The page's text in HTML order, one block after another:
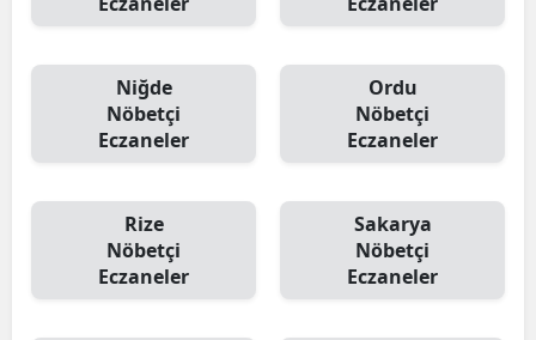
Niğde
Nöbetçi
Eczaneler
Ordu
Nöbetçi
Eczaneler
Rize
Nöbetçi
Eczaneler
Sakarya
Nöbetçi
Eczaneler